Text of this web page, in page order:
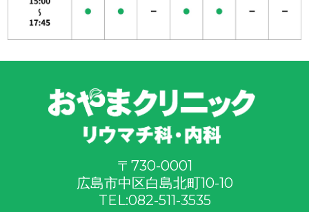
〒730-0001
広島市中区白島北町10-10
TEL:082-511-3535